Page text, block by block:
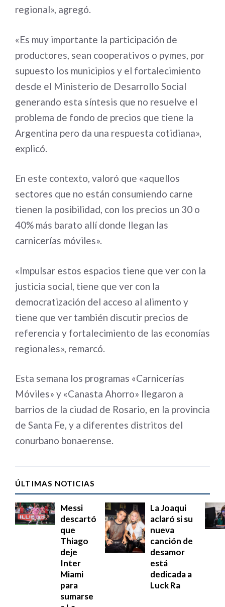
regional», agregó.
«Es muy importante la participación de
productores, sean cooperativos o pymes, por
supuesto los municipios y el fortalecimiento
desde el Ministerio de Desarrollo Social
generando esta síntesis que no resuelve el
problema de fondo de precios que tiene la
Argentina pero da una respuesta cotidiana»,
explicó.
En este contexto, valoró que «aquellos
sectores que no están consumiendo carne
tienen la posibilidad, con los precios un 30 o
40% más barato allí donde llegan las
carnicerías móviles».
«Impulsar estos espacios tiene que ver con la
justicia social, tiene que ver con la
democratización del acceso al alimento y
tiene que ver también discutir precios de
referencia y fortalecimiento de las economías
regionales», remarcó.
Esta semana los programas «Carnicerías
Móviles» y «Canasta Ahorro» llegaron a
barrios de la ciudad de Rosario, en la provincia
de Santa Fe, y a diferentes distritos del
conurbano bonaerense.
ÚLTIMAS NOTICIAS
Messi
descartó
que
Thiago
deje
Inter
Miami
para
sumarse
La Joaqui
aclaró si su
nueva
canción de
desamor
está
dedicada a
Luck Ra